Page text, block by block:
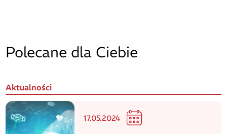
Polecane dla Ciebie
Aktualności
17.05.2024